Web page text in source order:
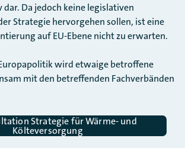
Da jedoch keine legislativen
Strategie hervorgehen sollen, ist eine
auf EU-Ebene nicht zu erwarten.
wird etwaige betroffene
mit den betreffenden Fachverbänden
Strategie für Wärme- und
Költeversorgung